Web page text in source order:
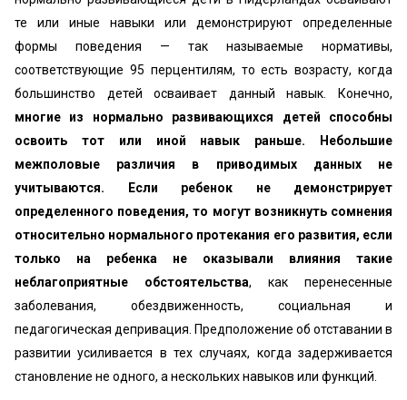
те или иные навыки или демонстрируют определенные
формы поведения — так называемые нормативы,
соответствующие 95 перцентилям, то есть возрасту, когда
большинство детей осваивает данный навык. Конечно,
многие из нормально развивающихся детей способны
освоить тот или иной навык раньше. Небольшие
межполовые различия в приводимых данных не
учитываются. Если ребенок не демонстрирует
определенного поведения, то могут возникнуть сомнения
относительно нормального протекания его развития, если
только на ребенка не оказывали влияния такие
неблагоприятные обстоятельства, как перенесенные
заболевания, обездвиженность, социальная и
педагогическая депривация. Предположение об отставании в
развитии усиливается в тех случаях, когда задерживается
становление не одного, а нескольких навыков или функций.